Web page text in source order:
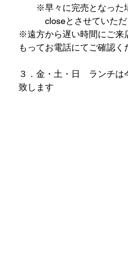
※早々に完売となった
closeとさせていただ
※遠方から遅い時間にご来
もってお電話にてご確認く
３．金・土・日　ランチは
致します